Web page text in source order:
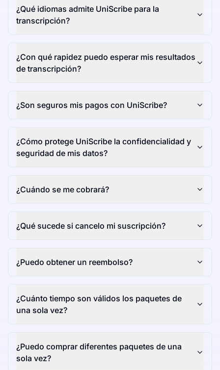
¿Qué idiomas admite UniScribe para la
transcripción?
¿Con qué rapidez puedo esperar mis resultados
de transcripción?
¿Son seguros mis pagos con UniScribe?
¿Cómo protege UniScribe la confidencialidad y
seguridad de mis datos?
¿Cuándo se me cobrará?
¿Qué sucede si cancelo mi suscripción?
¿Puedo obtener un reembolso?
¿Cuánto tiempo son válidos los paquetes de
una sola vez?
¿Puedo comprar diferentes paquetes de una
sola vez?